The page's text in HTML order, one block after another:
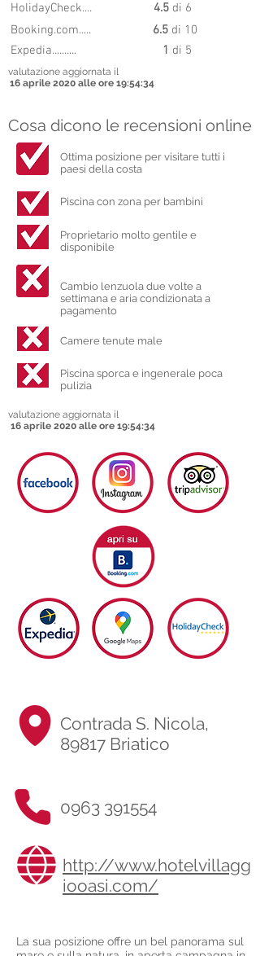
HolidayCheck....
4.5 di 6
Booking.com.....
6.5 di 10
Expedia..........
1 di 5
valutazione aggiornata il
16 aprile 2020 alle ore 19:54:34
Cosa dicono le recensioni online
Ottima posizione per visitare tutti i
paesi della costa
Piscina con zona per bambini
Proprietario molto gentile e
disponibile
Cambio lenzuola due volte a
settimana e aria condizionata a
pagamento
Camere tenute male
Piscina sporca e ingenerale poca
pulizia
valutazione aggiornata il
16 aprile 2020 alle ore 19:54:34
Contrada S. Nicola,
89817 Briatico
0963 391554
http://www.hotelvillagg
iooasi.com/
La sua posizione offre un bel panorama sul